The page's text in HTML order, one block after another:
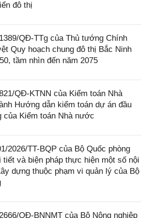
đô thị
QĐ-TTg của Thủ tướng Chính
Quy hoạch chung đô thị Bắc Ninh
tầm nhìn đến năm 2075
QĐ-KTNN của Kiểm toán Nhà
Hướng dẫn kiểm toán dự án đầu
của Kiểm toán Nhà nước
2026/TT-BQP của Bộ Quốc phòng
tiết và biện pháp thực hiện một số nội
dựng thuộc phạm vi quản lý của Bộ
QĐ-BNNMT của Bộ Nông nghiệp